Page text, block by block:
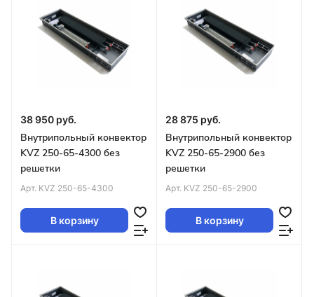
38 950 руб.
Внутрипольный конвектор
KVZ 250-65-4300 без
решетки
Арт. KVZ 250-65-4300
В корзину
28 875 руб.
Внутрипольный конвектор
KVZ 250-65-2900 без
решетки
Арт. KVZ 250-65-2900
В корзину